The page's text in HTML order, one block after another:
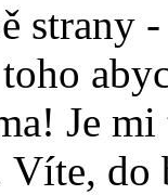
strany
Je
do